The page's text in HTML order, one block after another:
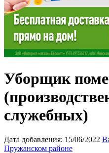
Уборщик
служебных)
Дата добавления: 15/06/2022
Пружанском районе